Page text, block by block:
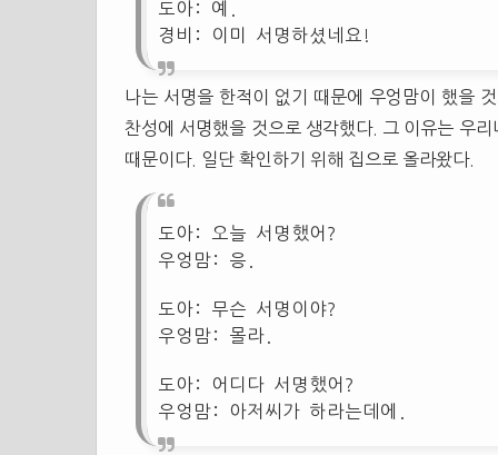
도아: 예.
경비: 이미 서명하셨네요!
나는 서명을 한적이 없기 때문에 우엉맘이 했을
찬성에 서명했을 것으로 생각했다. 그 이유는 우
때문이다. 일단 확인하기 위해 집으로 올라왔다.
도아: 오늘 서명했어?
우엉맘: 응.
도아: 무슨 서명이야?
우엉맘: 몰라.
도아: 어디다 서명했어?
우엉맘: 아저씨가 하라는데에.